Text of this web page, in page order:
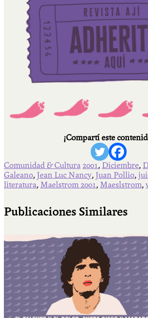
¡Compartí este
Comunidad & Cultura 2001, Diciembre,
Galeano, Jean Luc Nancy, Juan Pollio,
literatura, Maelstrom 2001, Maeslstrom,
Publicaciones Similares